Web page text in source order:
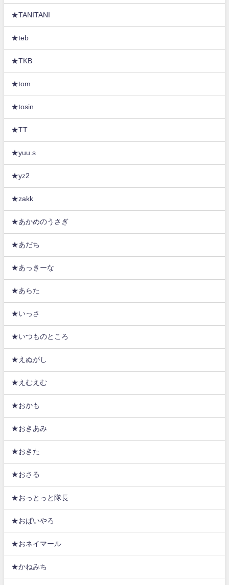
★TANITANI
★teb
★TKB
★tom
★tosin
★TT
★yuu.s
★yz2
★zakk
★あかめのうさぎ
★あだち
★あっきーな
★あらた
★いっさ
★いつものところ
★えぬがし
★えむえむ
★おかも
★おきあみ
★おきた
★おさる
★おっとっと隊長
★おぱいやろ
★おネイマール
★かねみち